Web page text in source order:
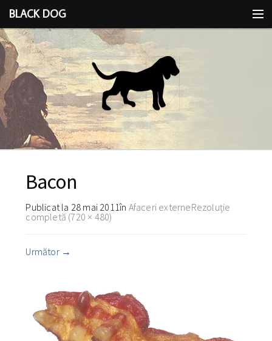
BLACK DOG
IDEEA
CU LIMBA SCOASĂ
Bacon
Publicat la 28 mai 2011în Afaceri externeRezoluție
completă (720 × 480)
Următor →